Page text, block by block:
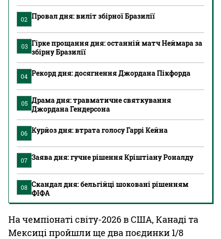
02 Провал дня: виліт збірної Бразилії
03 Гірке прощання дня: останній матч Неймара за
збірну Бразилії
04 Рекорд дня: досягнення Джордана Пікфорда
05 Драма дня: травматичне святкування
Джордана Гендерсона
06 Курйоз дня: втрата голосу Гаррі Кейна
07 Заява дня: гучне рішення Кріштіану Роналду
08 Скандал дня: бельгійці шоковані рішенням
ФІФА
На чемпіонаті світу-2026 в США, Канаді та
Мексиці пройшли ще два поєдинки 1/8